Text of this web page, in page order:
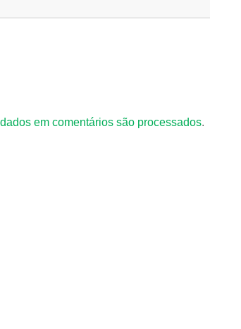
em comentários são processados.